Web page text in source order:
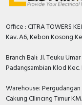
Office : CITRA TOWERS
Kav. A6, Kebon Kosong
Branch Bali: Jl. Teuku
Padangsambian Klod
Warehouse:
Cakung CIlincing Timur